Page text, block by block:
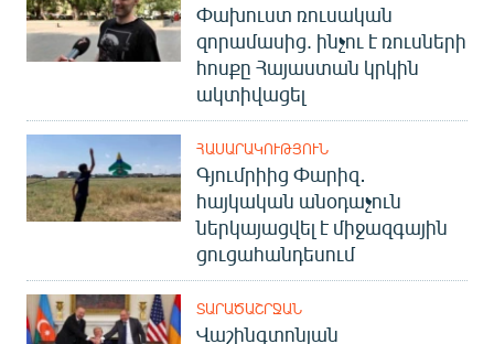
Փախուստ ռուսական
զորամասից. ինչու է ռուսների
հոսքը Հայաստան կրկին
ակտիվացել
ՀԱՍԱՐԱԿՈՒԹՅՈՒՆ
Գյումրիից Փարիզ․
հայկական անօդաչուն
ներկայացվել է միջազգային
ցուցահանդեսում
ՏԱՐԱԾԱՇՐՋԱՆ
Վաշինգտոնյան